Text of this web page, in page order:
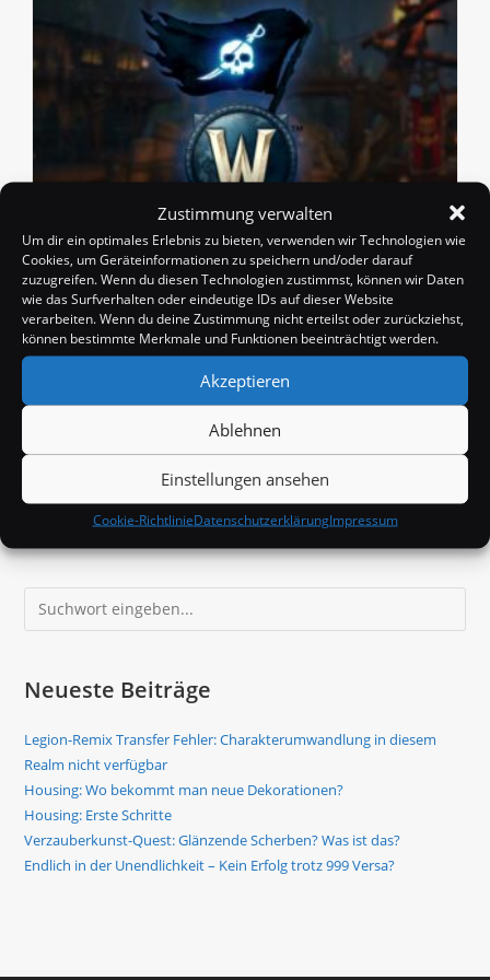
Zustimmung verwalten
Um dir ein optimales Erlebnis zu bieten, verwenden wir Technologien wie
Cookies, um Geräteinformationen zu speichern und/oder darauf
zuzugreifen. Wenn du diesen Technologien zustimmst, können wir Daten
wie das Surfverhalten oder eindeutige IDs auf dieser Website
verarbeiten. Wenn du deine Zustimmung nicht erteilst oder zurückziehst,
können bestimmte Merkmale und Funktionen beeinträchtigt werden.
Akzeptieren
Ablehnen
Einstellungen ansehen
Cookie-RichtlinieDatenschutzerklärungImpressum
Patch 10.2.6 kommt am 19. / 20. März
Beitrags-
Autor:
Badango
Beitrag
veröffentlicht:
15. März 2024
Beitrags-
Kategorie:
News
Beitrags-
Kommentare:
0 Kommentare
Blizzard hat kürzlich bekannt gegeben, dass Patch
10.2.6 schon quasi vor der Tür steht, am 19. März soll
es so weit sein, bzw hierzulande natürlich erst am 20.
März. Dabei…
WeiterlesenPatch
10.2.6
Am
/
20.
März
Suchen
Neueste Beiträge
Legion-Remix Transfer Fehler: Charakterumwandlung in diesem
Realm nicht verfügbar
Housing: Wo bekommt man neue Dekorationen?
Housing: Erste Schritte
Verzauberkunst-Quest: Glänzende Scherben? Was ist das?
Endlich in der Unendlichkeit – Kein Erfolg trotz 999 Versa?